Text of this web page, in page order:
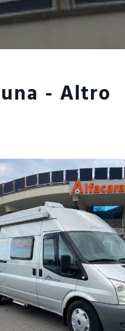
- Altro